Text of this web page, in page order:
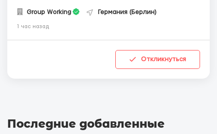
Group Working Германия (Берлин)
1 час назад
Откликнуться
Последние добавленные